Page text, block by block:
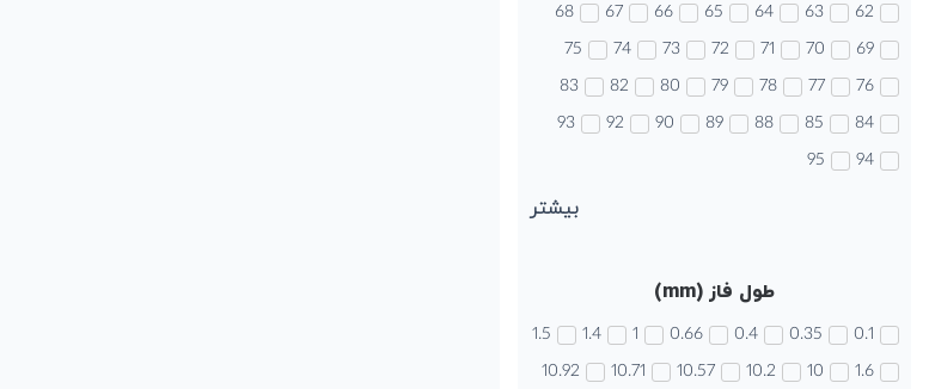
62
63
64
65
66
67
68
69
70
71
72
73
74
75
76
77
78
79
80
82
83
84
85
88
89
90
92
93
94
95
بیشتر
طول فاز (mm)
0.1
0.35
0.4
0.66
1
1.4
1.5
1.6
10
10.2
10.57
10.71
10.92